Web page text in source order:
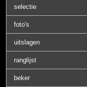
selectie
foto's
uitslagen
ranglijst
beker